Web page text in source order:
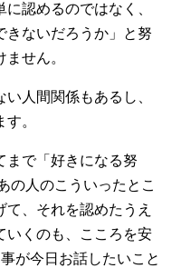
認めるのではなく、
きないだろうか」と努
せん。
人間関係もあるし、
。
まで「好きになる努
の人のこういったとこ
、それを認めたうえ
いくのも、こころを安
が今日お話したいこと